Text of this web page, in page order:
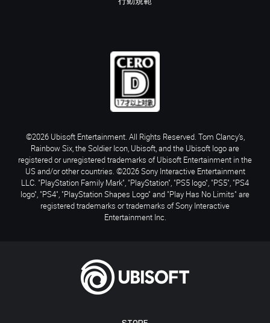
©2026 Ubisoft Entertainment. All Rights Reserved. Tom Clancy’s,
Rainbow Six, the Soldier Icon, Ubisoft, and the Ubisoft logo are
registered or unregistered trademarks of Ubisoft Entertainment in the
US and/or other countries. ©2026 Sony Interactive Entertainment
LLC. "PlayStation Family Mark", "PlayStation", "PS5 logo", "PS5", "PS4
logo", "PS4", "PlayStation Shapes Logo" and "Play Has No Limits" are
registered trademarks or trademarks of Sony Interactive
Entertainment Inc.